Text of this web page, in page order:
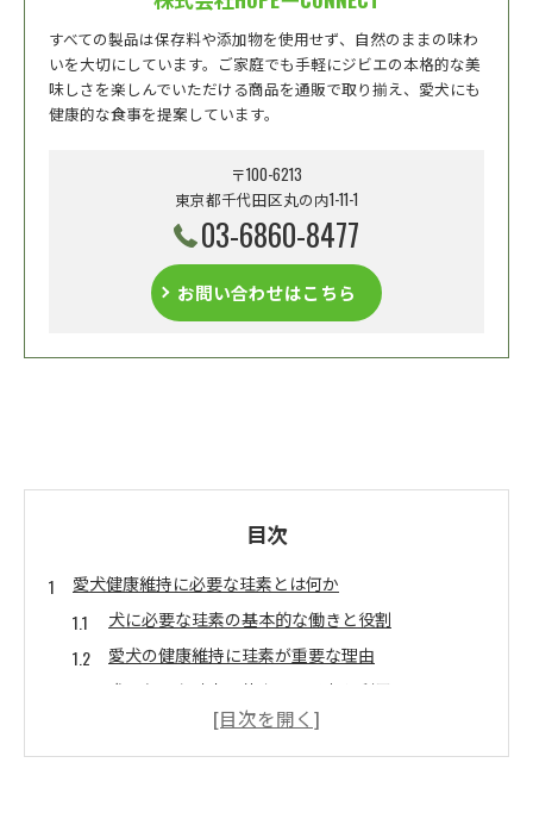
すべての製品は保存料や添加物を使用せず、自然のままの味わ
いを大切にしています。ご家庭でも手軽にジビエの本格的な美
味しさを楽しんでいただける商品を通販で取り揃え、愛犬にも
健康的な食事を提案しています。
〒100-6213
東京都千代田区丸の内1-11-1
03-6860-8477
お問い合わせはこちら
目次
愛犬健康維持に必要な珪素とは何か
犬に必要な珪素の基本的な働きと役割
愛犬の健康維持に珪素が重要な理由
犬に必要な珪素の体内での吸収と利用
愛犬健康維持と珪素不足の関係を解説
犬に必要な珪素が注目される背景とは